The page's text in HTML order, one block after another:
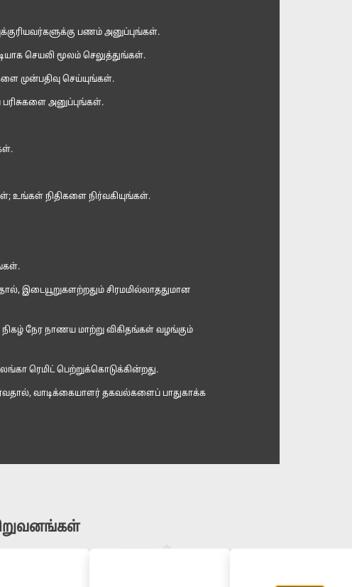
பணம் அனுப்புங்கள்.
செயலி மூலம் செலுத்துங்கள்.
முன்பதிவு செய்யுங்கள்.
அனுப்புங்கள்.
உங்கள் நிதிகளை நிர்வகியுங்கள்.
இடையூறுகளற்றதும் சிரமமில்லாததுமான
நேர நாணய மாற்று விகிதங்கள் வழங்கும்
ரெமிட் பெற்றுக்கொடுக்கின்றது.
வாடிக்கையாளர் தகவல்களைப் பாதுகாக்க